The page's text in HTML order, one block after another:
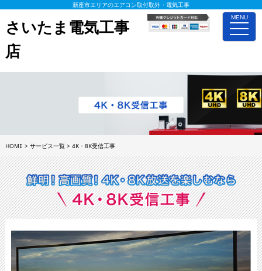
MENU
toggle
新座市エリアのエアコン取付取外・電気工事
さいたま電気工事
店
HOME > サービス一覧> 4K・8K受信工事